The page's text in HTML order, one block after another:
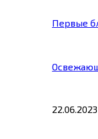
Первые
22.06.2023